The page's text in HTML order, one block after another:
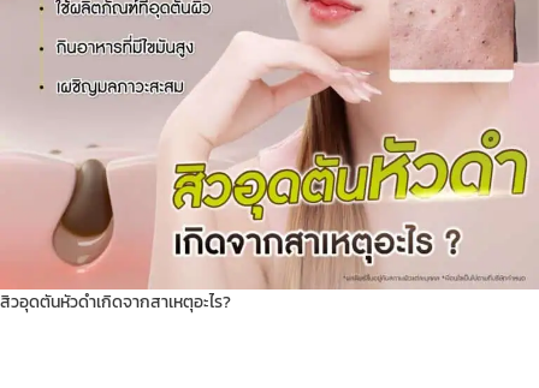
สิวอุดตันหัวดำเกิดจากสาเหตุอะไร?